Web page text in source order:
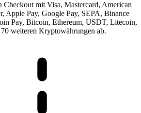
Checkout mit Visa, Mastercard, American
Apple Pay, Google Pay, SEPA, Binance
Pay, Bitcoin, Ethereum, USDT, Litecoin,
weiteren Kryptowährungen ab.